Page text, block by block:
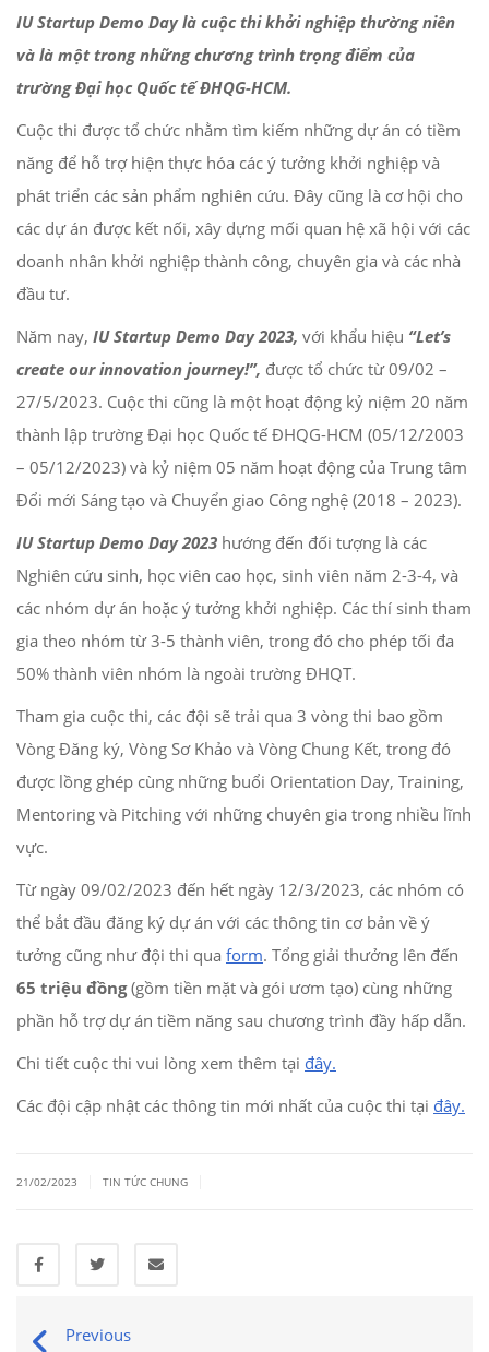
IU Startup Demo Day là cuộc thi khởi nghiệp thường niên
và là một trong những chương trình trọng điểm của
trường Đại học Quốc tế ĐHQG-HCM.
Cuộc thi được tổ chức nhằm tìm kiếm những dự án có tiềm
năng để hỗ trợ hiện thực hóa các ý tưởng khởi nghiệp và
phát triển các sản phẩm nghiên cứu. Đây cũng là cơ hội cho
các dự án được kết nối, xây dựng mối quan hệ xã hội với các
doanh nhân khởi nghiệp thành công, chuyên gia và các nhà
đầu tư.
Năm nay, IU Startup Demo Day 2023, với khẩu hiệu “Let’s
create our innovation journey!”, được tổ chức từ 09/02 –
27/5/2023. Cuộc thi cũng là một hoạt động kỷ niệm 20 năm
thành lập trường Đại học Quốc tế ĐHQG-HCM (05/12/2003
– 05/12/2023) và kỷ niệm 05 năm hoạt động của Trung tâm
Đổi mới Sáng tạo và Chuyển giao Công nghệ (2018 – 2023).
IU Startup Demo Day 2023 hướng đến đối tượng là các
Nghiên cứu sinh, học viên cao học, sinh viên năm 2-3-4, và
các nhóm dự án hoặc ý tưởng khởi nghiệp. Các thí sinh tham
gia theo nhóm từ 3-5 thành viên, trong đó cho phép tối đa
50% thành viên nhóm là ngoài trường ĐHQT.
Tham gia cuộc thi, các đội sẽ trải qua 3 vòng thi bao gồm
Vòng Đăng ký, Vòng Sơ Khảo và Vòng Chung Kết, trong đó
được lồng ghép cùng những buổi Orientation Day, Training,
Mentoring và Pitching với những chuyên gia trong nhiều lĩnh
vực.
Từ ngày 09/02/2023 đến hết ngày 12/3/2023, các nhóm có
thể bắt đầu đăng ký dự án với các thông tin cơ bản về ý
tưởng cũng như đội thi qua form. Tổng giải thưởng lên đến
65 triệu đồng(gồm tiền mặt và gói ươm tạo) cùng những
phần hỗ trợ dự án tiềm năng sau chương trình đầy hấp dẫn.
Chi tiết cuộc thi vui lòng xem thêm tại đây.
Các đội cập nhật các thông tin mới nhất của cuộc thi tại đây.
21/02/2023 TIN TỨC CHUNG
Previous